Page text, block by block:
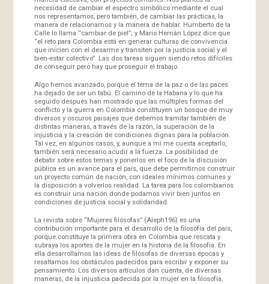
necesidad de cambiar el espectro simbólico mediante el cual
nos representamos, pero también, de cambiar las prácticas, la
manera de relacionarnos y la manera de hablar. Humberto de la
Calle lo llama “cambiar de piel”; y Mario Hernán López dice que
“el reto para Colombia está en generar culturas de convivencia
que inicien con el desarme y transiten por la justicia social y el
bien-estar colectivo”. Las dos tareas siguen siendo retos difíciles
de conseguir pero hay que proseguir el trabajo.
Algo hemos avanzado, porque el tema de la paz o de las paces
ha dejado de ser un tabú. El camino de la Habana y lo que ha
seguido después han mostrado que las múltiples formas del
conflicto y la guerra en Colombia constituyen un bosque de muy
diversos y oscuros paisajes que debemos tramitar también de
distintas maneras, a través de la razón, la superación de la
injusticia y la creación de condiciones dignas para la población.
Tal vez, en algunos casos, y, aunque a mí me cuesta aceptarlo,
también será necesario acudir a la fuerza. La posibilidad de
debatir sobre estos temas y ponerlos en el foco de la discusión
pública es un avance para el país, que debe permitirnos construir
un proyecto común de nación, con ideales mínimos comunes y
la disposición a volverlos realidad. La tarea para los colombianos
es construir una nación donde podamos vivir bien juntos en
condiciones de justicia social y solidaridad.
La revista sobre “Mujeres filósofas” (Aleph196) es una
contribución importante para el desarrollo de la filosofía del país,
porque constituye la primera obra en Colombia que rescata y
subraya los aportes de la mujer en la historia de la filosofía. En
ella desarrollamos las ideas de filósofas de diversas épocas y
resaltamos los obstáculos padecidos para escribir y exponer su
pensamiento. Los diversos artículos dan cuenta, de diversas
maneras, de la injusticia padecida por la mujer en la filosofía,